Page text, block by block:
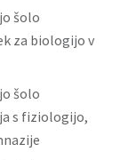
šolo
za biologijo v
šolo
s fiziologijo,